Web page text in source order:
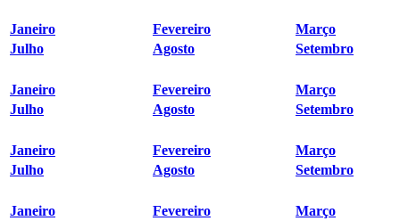
Janeiro Fevereiro
Março
Julho
Agosto Setembro
Janeiro Fevereiro
Março
Julho
Agosto Setembro
Janeiro Fevereiro
Março
Julho
Agosto Setembro
Janeiro Fevereiro
Março